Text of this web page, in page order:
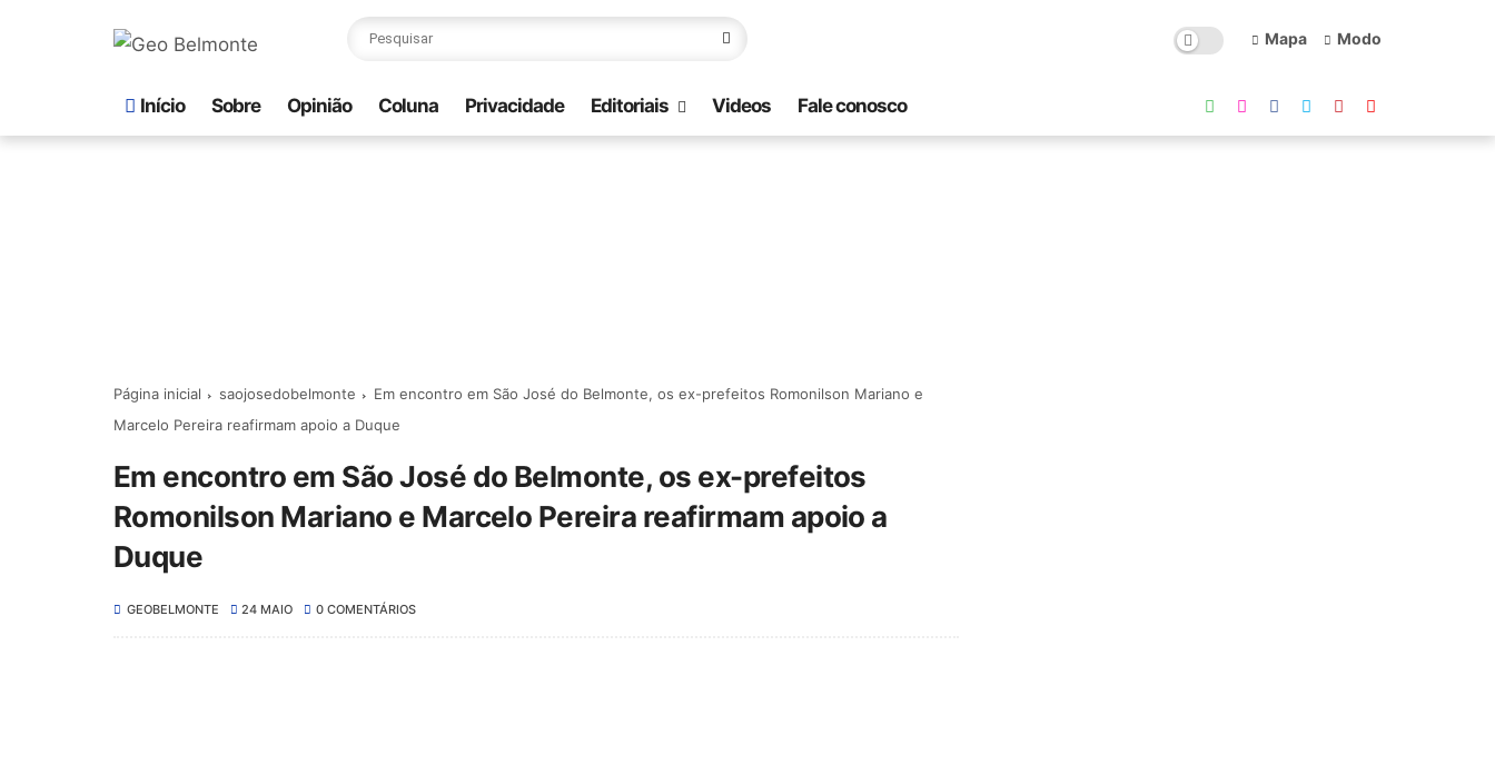
Mapa Modo
Início Sobre Opinião Coluna Privacidade Editoriais Videos Fale conosco
Página inicial saojosedobelmonte
Em encontro em São José do Belmonte, os ex-prefeitos Romonilson Mariano e
Marcelo Pereira reafirmam apoio a Duque
Em encontro em São José do Belmonte, os ex-prefeitos
Romonilson Mariano e Marcelo Pereira reafirmam apoio a
Duque
GEOBELMONTE 24 MAIO 0 COMENTÁRIOS